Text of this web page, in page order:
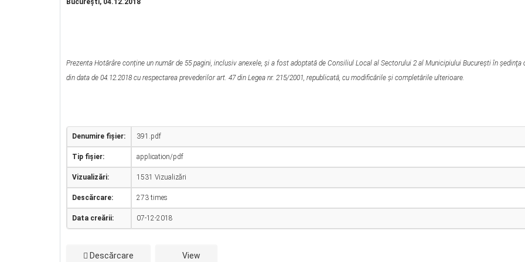
Bucureşti, 04.12.2018
Prezenta Hotărâre conține un număr de 55 pagini, inclusiv anexele, și a fost adoptată de Consiliul Local al Sectorului 2 al Municipiului Bucureşti în şedinţa
din data de 04.12.2018 cu respectarea prevederilor art. 47 din Legea nr. 215/2001, republicată, cu modificările şi completările ulterioare.
Denumire fișier: 391.pdf
Tip fișier: application/pdf
Vizualizări: 1531 Vizualizări
Descărcare: 273 times
Data creării: 07-12-2018
Descărcare View